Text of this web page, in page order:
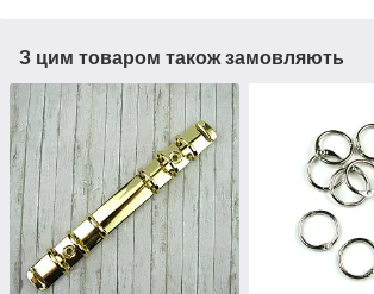
З цим товаром також замовляють